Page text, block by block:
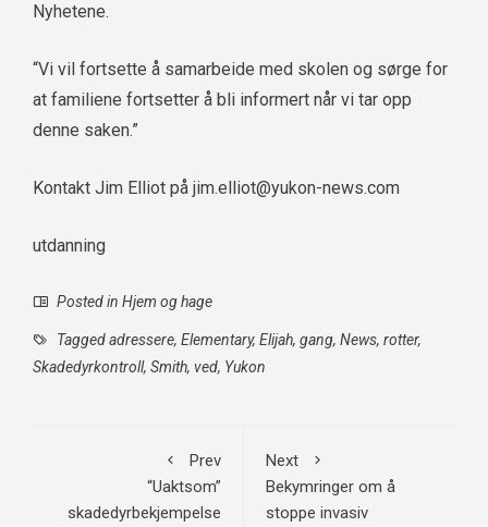
Nyhetene.
“Vi vil fortsette å samarbeide med skolen og sørge for
at familiene fortsetter å bli informert når vi tar opp
denne saken.”
Kontakt Jim Elliot på jim.elliot@yukon-news.com
utdanning
Posted in Hjem og hage
Taggedadressere, Elementary, Elijah, gang, News, rotter,
Skadedyrkontroll, Smith, ved, Yukon
Prev
“Uaktsom”
skadedyrbekjempelse
Next
Bekymringer om å
stoppe invasiv